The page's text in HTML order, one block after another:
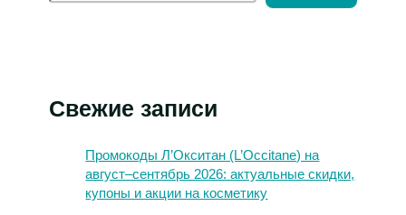
Свежие записи
Промокоды Л’Окситан (L’Occitane) на
август–сентябрь 2026: актуальные скидки,
купоны и акции на косметику